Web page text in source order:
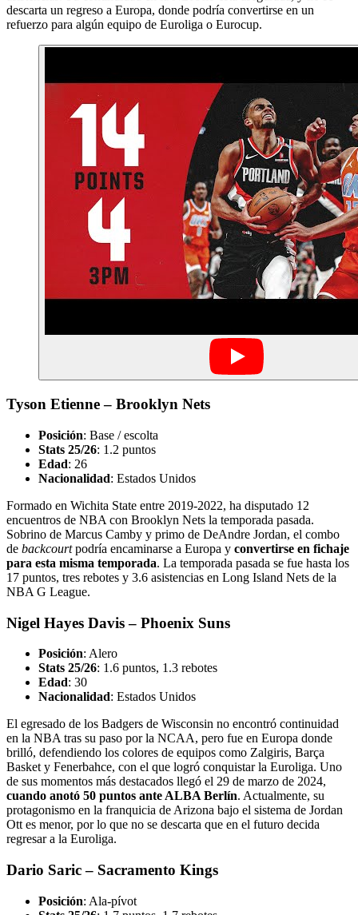
descarta un regreso a Europa, donde podría convertirse en un
refuerzo para algún equipo de Euroliga o Eurocup.
Tyson Etienne – Brooklyn Nets
Posición: Base / escolta
Stats 25/26: 1.2 puntos
Edad: 26
Nacionalidad: Estados Unidos
Formado en Wichita State entre 2019-2022, ha disputado 12
encuentros de NBA con Brooklyn Nets la temporada pasada.
Sobrino de Marcus Camby y primo de DeAndre Jordan, el combo
de backcourtpodría encaminarse a Europa y convertirse en fichaje
para esta misma temporada. La temporada pasada se fue hasta los
17 puntos, tres rebotes y 3.6 asistencias en Long Island Nets de la
NBA G League.
Nigel Hayes Davis – Phoenix Suns
Posición: Alero
Stats 25/26: 1.6 puntos, 1.3 rebotes
Edad: 30
Nacionalidad: Estados Unidos
El egresado de los Badgers de Wisconsin no encontró continuidad
en la NBA tras su paso por la NCAA, pero fue en Europa donde
brilló, defendiendo los colores de equipos como Zalgiris, Barça
Basket y Fenerbahce, con el que logró conquistar la Euroliga. Uno
de sus momentos más destacados llegó el 29 de marzo de 2024,
cuando anotó 50 puntos ante ALBA Berlín. Actualmente, su
protagonismo en la franquicia de Arizona bajo el sistema de Jordan
Ott es menor, por lo que no se descarta que en el futuro decida
regresar a la Euroliga.
Dario Saric – Sacramento Kings
Posición: Ala-pívot